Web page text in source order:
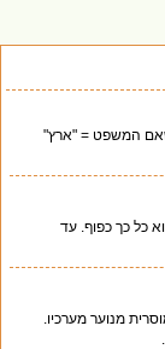
המשפט = "ארץ"
כך כפוף. עד
מנוער מערכיו.